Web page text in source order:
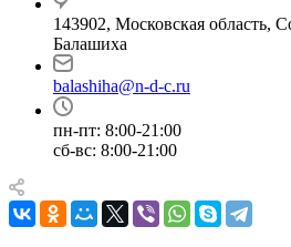
143902, Московская область,
Балашиха
balashiha@n-d-c.ru
пн-пт: 8:00-21:00
сб-вс: 8:00-21:00